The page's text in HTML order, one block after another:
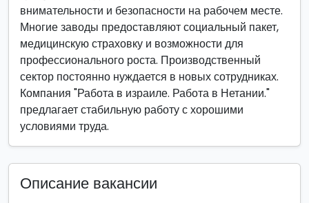
внимательности и безопасности на рабочем месте.
Многие заводы предоставляют социальный пакет,
медицинскую страховку и возможности для
профессионального роста. Производственный
сектор постоянно нуждается в новых сотрудниках.
Компания "Работа в израиле. Работа в Нетании."
предлагает стабильную работу с хорошими
условиями труда.
Описание вакансии